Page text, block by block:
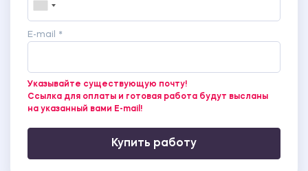
E-mail *
Указывайте существующую почту!
Ссылка для оплаты и готовая работа будут высланы
на указанный вами E-mail!
Купить работу